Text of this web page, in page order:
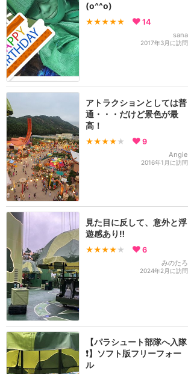
(o^^o)
★★★★★ 14
sana
2017年3月に訪問
アトラクションとしては普
通・・・だけど景色が最
高！
★★★★ ★ 9
Angie
2016年1月に訪問
見た目に反して、意外と浮
遊感あり‼︎
★★★★ ★ 6
みのたろ
2024年2月に訪問
【パラシュート部隊へ入隊
❗️】ソフト版フリーフォー
ル